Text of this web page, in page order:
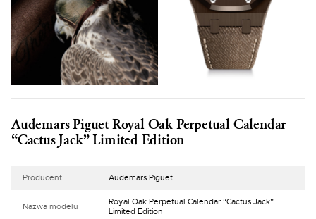
Audemars Piguet Royal Oak Perpetual Calendar
“Cactus Jack” Limited Edition
Producent Audemars Piguet
Nazwa modelu
Royal Oak Perpetual Calendar “Cactus Jack”
Limited Edition